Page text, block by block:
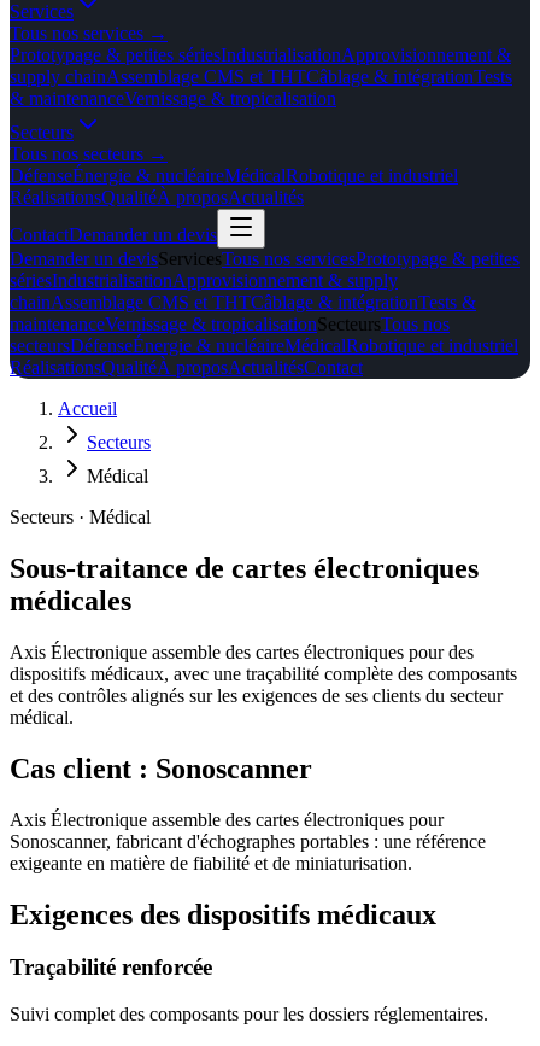
Services
Tous nos services →
Prototypage & petites sériesIndustrialisationApprovisionnement &
supply chainAssemblage CMS et THTCâblage & intégrationTests
& maintenanceVernissage & tropicalisation
Secteurs
Tous nos secteurs →
DéfenseÉnergie & nucléaireMédicalRobotique et industriel
RéalisationsQualitéÀ proposActualités
ContactDemander un devis
Demander un devisServicesTous nos servicesPrototypage & petites
sériesIndustrialisationApprovisionnement & supply
chainAssemblage CMS et THTCâblage & intégrationTests &
maintenanceVernissage & tropicalisationSecteursTous nos
secteursDéfenseÉnergie & nucléaireMédicalRobotique et industriel
RéalisationsQualitéÀ proposActualitésContact
Accueil
Secteurs
Médical
Secteurs · Médical
Sous-traitance de cartes électroniques
médicales
Axis Électronique assemble des cartes électroniques pour des
dispositifs médicaux, avec une traçabilité complète des composants
et des contrôles alignés sur les exigences de ses clients du secteur
médical.
Cas client : Sonoscanner
Axis Électronique assemble des cartes électroniques pour
Sonoscanner, fabricant d'échographes portables : une référence
exigeante en matière de fiabilité et de miniaturisation.
Exigences des dispositifs médicaux
Traçabilité renforcée
Suivi complet des composants pour les dossiers réglementaires.